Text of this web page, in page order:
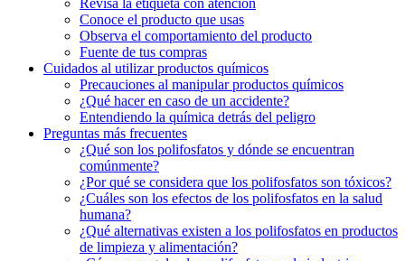
Conoce el producto ​que usas
Observa el‌ comportamiento del producto
Fuente de tus ‌compras
Cuidados al‌ utilizar productos‍ químicos
Precauciones al manipular productos químicos
¿Qué hacer ​en‌ caso de⁢ un accidente?
Entendiendo ⁢la química detrás​ del peligro
Preguntas más frecuentes
¿Qué⁣ son los polifosfatos y‌ dónde⁤ se encuentran
comúnmente?
¿Por qué se considera que los polifosfatos son tóxicos?
¿Cuáles ⁣son⁣ los ‍efectos‍ de los polifosfatos en la ⁤salud
humana?
¿Qué alternativas ⁢existen a los polifosfatos en productos
de limpieza y alimentación?